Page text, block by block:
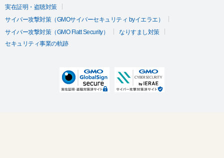
実在証明・盗聴対策
サイバー攻撃対策（GMOサイバーセキュリティ byイエラエ）
サイバー攻撃対策（GMO Flatt Security）
なりすまし対策
セキュリティ事業の軌跡